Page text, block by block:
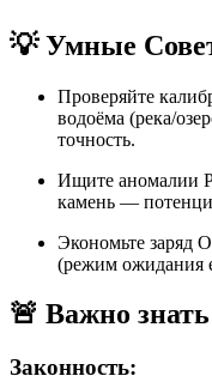
💡 Умные
Проверяйте
водоёма (река/
точность.
Ищите аномалии
камень —
Экономьте заряд
(режим ожидания
🚨 Важно
Законность: